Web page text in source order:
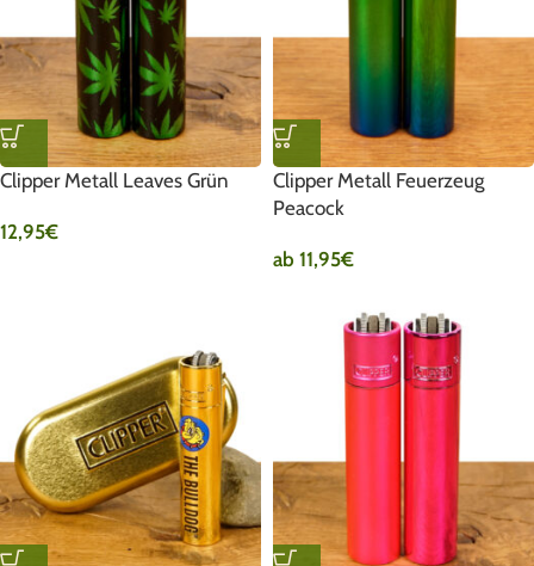
Clipper Metall Leaves Grün
12,95€
Clipper Metall Feuerzeug
Peacock
ab 11,95€